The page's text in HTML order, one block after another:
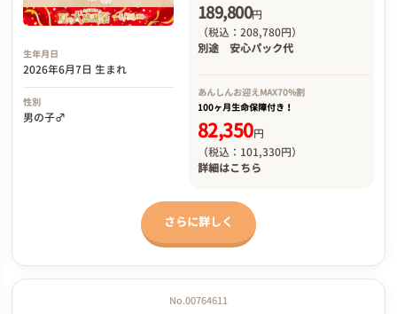
生年月日
2026年6月7日 生まれ
性別
男の子♂
189,800円
（税込：208,780円）
別途 安心パック代
あんしんお迎えMAX70%割
100ヶ月生命保障付き！
82,350円
（税込：101,330円）
詳細はこちら
さらに詳しく
No.00764611